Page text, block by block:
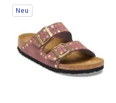
Durch
Anklicken
Farben
werden
die
Produktbilder
aktualisiert.
Neu